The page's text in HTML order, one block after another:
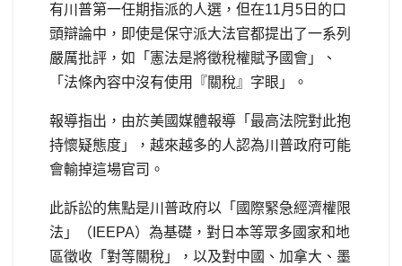
有川普第一任期指派的人選，但在11月5日的口
頭辯論中，即使是保守派大法官都提出了一系列
嚴厲批評，如「憲法是將徵稅權賦予國會」、
「法條內容中沒有使用『關稅』字眼」。
報導指出，由於美國媒體報導「最高法院對此抱
持懷疑態度」，越來越多的人認為川普政府可能
會輸掉這場官司。
此訴訟的焦點是川普政府以「國際緊急經濟權限
法」（IEEPA）為基礎，對日本等眾多國家和地
區徵收「對等關稅」，以及對中國、加拿大、墨